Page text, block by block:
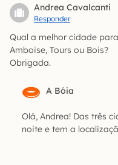
Andrea Cavalcanti
Responder
Qual a melhor cidade
Amboise, Tours ou Bois?
Obrigada.
A Bóia
Olá, Andrea! Das três
noite e tem a